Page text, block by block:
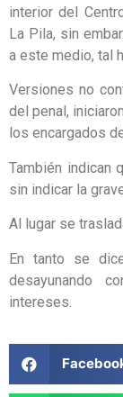
interior del
La Pila, sin
a este medio, tal
Versiones no
del penal,
los encargados
También indican
sin indicar la
Al lugar se
En tanto se
desayunando
intereses.